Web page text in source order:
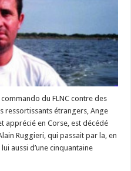
MARIA
TIBERI
MORTU
PER
A
NAZIONE
[Articles,
Photos
Vidéos]
commando du FLNC contre des
ressortissants étrangers, Ange
apprécié en Corse, est décédé
Ruggieri, qui passait par la, en
aussi d’une cinquantaine